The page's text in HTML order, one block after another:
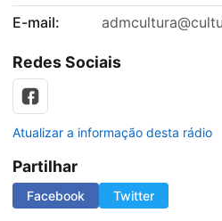
E-mail:
Redes Sociais
Atualizar a informação desta rádio
Partilhar
Facebook Twitter